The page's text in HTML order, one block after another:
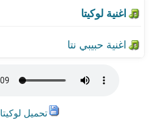
تحميل لوكيتا